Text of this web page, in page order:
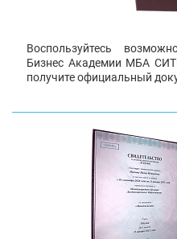
Воспользуйтесь
Бизнес Академии МБА
получите официальный